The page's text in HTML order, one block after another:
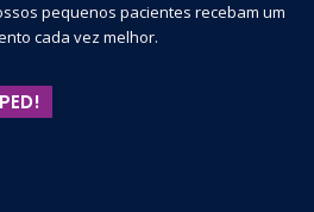
pequenos pacientes recebam um
cada vez melhor.